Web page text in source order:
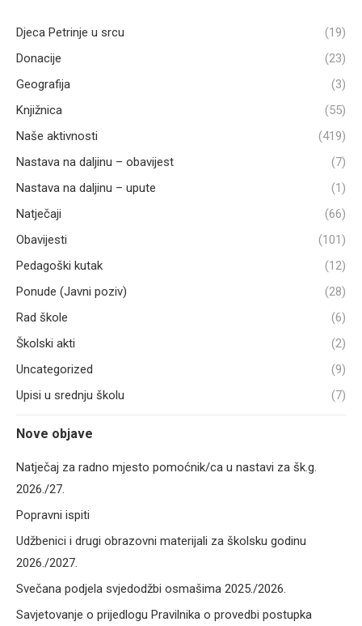
Djeca Petrinje u srcu
(19)
Donacije
(23)
Geografija
(3)
Knjižnica
(55)
Naše aktivnosti
(419)
Nastava na daljinu – obavijest
(7)
Nastava na daljinu – upute
(1)
Natječaji
(66)
Obavijesti
(101)
Pedagoški kutak
(12)
Ponude (Javni poziv)
(28)
Rad škole
(6)
Školski akti
(2)
Uncategorized
(9)
Upisi u srednju školu
(7)
Nove objave
Natječaj za radno mjesto pomoćnik/ca u nastavi za šk.g.
2026./27.
Popravni ispiti
Udžbenici i drugi obrazovni materijali za školsku godinu
2026./2027.
Svečana podjela svjedodžbi osmašima 2025./2026.
Savjetovanje o prijedlogu Pravilnika o provedbi postupka